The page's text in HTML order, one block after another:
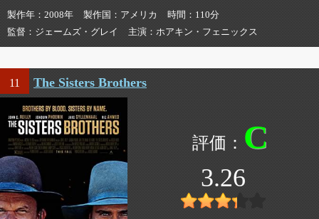
製作年 2008年 製作国 アメリカ 時間
110分
監督
ジェームズ・グレイ 主演 ホアキン・フェニックス
11 The Sisters Brothers
C
3.26